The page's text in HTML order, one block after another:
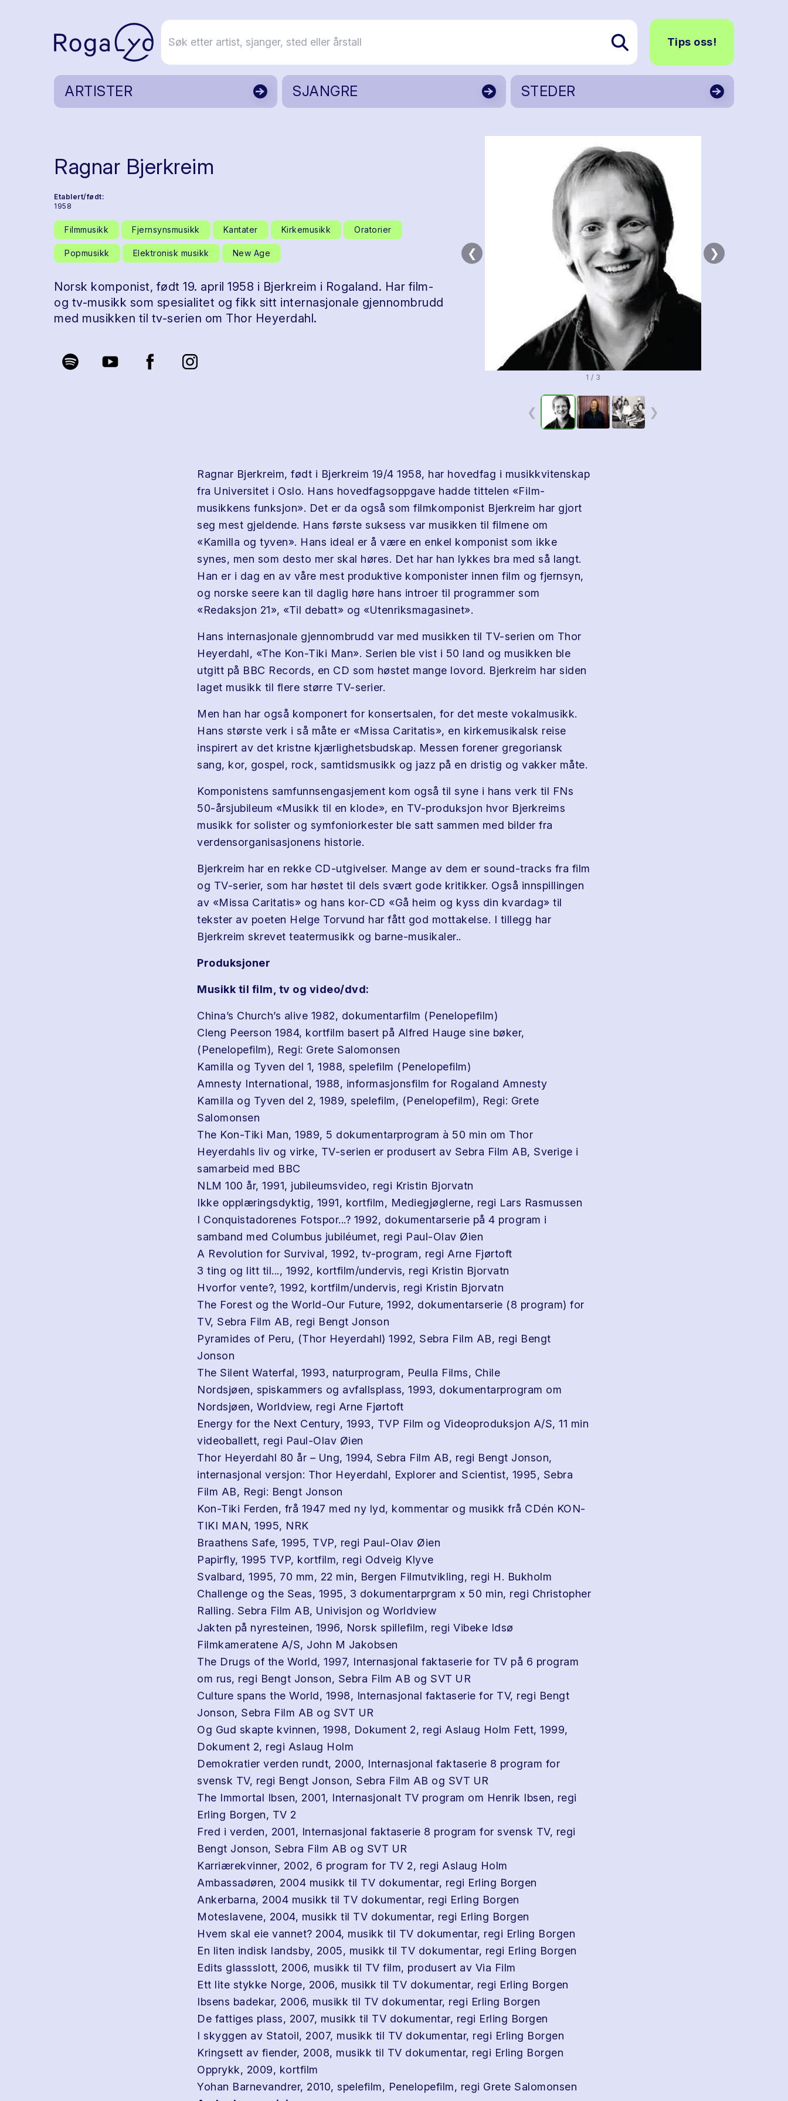
Tips oss!
ARTISTER SJANGRE STEDER
Ragnar Bjerkreim
Etablert/født:
1958
Filmmusikk Fjernsynsmusikk Kantater Kirkemusikk Oratorier
Popmusikk Elektronisk musikk New Age
Norsk komponist, født 19. april 1958 i Bjerkreim i Rogaland. Har film-
og tv-musikk som spesialitet og fikk sitt internasjonale gjennombrudd
med musikken til tv-serien om Thor Heyerdahl.
❮ ❯
1 / 3
❮ ❯
Ragnar Bjerkreim, født i Bjerkreim 19/4 1958, har hovedfag i musikkvitenskap
fra Universitet i Oslo. Hans hovedfagsoppgave hadde tittelen «FiIm-
musikkens funksjon». Det er da også som filmkomponist Bjerkreim har gjort
seg mest gjeldende. Hans første suksess var musikken til filmene om
«Kamilla og tyven». Hans ideal er å være en enkel komponist som ikke
synes, men som desto mer skal høres. Det har han lykkes bra med så langt.
Han er i dag en av våre mest produktive komponister innen film og fjernsyn,
og norske seere kan til daglig høre hans introer til programmer som
«Redaksjon 21», «Til debatt» og «Utenriksmagasinet».
Hans internasjonale gjennombrudd var med musikken til TV-serien om Thor
Heyerdahl, «The Kon-Tiki Man». Serien ble vist i 50 land og musikken ble
utgitt på BBC Records, en CD som høstet mange lovord. Bjerkreim har siden
laget musikk til flere større TV-serier.
Men han har også komponert for konsertsalen, for det meste vokalmusikk.
Hans største verk i så måte er «Missa Caritatis», en kirkemusikalsk reise
inspirert av det kristne kjærlighetsbudskap. Messen forener gregoriansk
sang, kor, gospel, rock, samtidsmusikk og jazz på en dristig og vakker måte.
Komponistens samfunnsengasjement kom også til syne i hans verk til FNs
50-årsjubileum «Musikk til en klode», en TV-produksjon hvor Bjerkreims
musikk for solister og symfoniorkester ble satt sammen med bilder fra
verdensorganisasjonens historie.
Bjerkreim har en rekke CD-utgivelser. Mange av dem er sound-tracks fra film
og TV-serier, som har høstet til dels svært gode kritikker. Også innspillingen
av «Missa Caritatis» og hans kor-CD «Gå heim og kyss din kvardag» til
tekster av poeten Helge Torvund har fått god mottakelse. I tillegg har
Bjerkreim skrevet teatermusikk og barne-musikaler..
Produksjoner
Musikk til film, tv og video/dvd:
China’s Church’s alive 1982, dokumentarfilm (Penelopefilm)
Cleng Peerson 1984, kortfilm basert på Alfred Hauge sine bøker,
(Penelopefilm), Regi: Grete Salomonsen
Kamilla og Tyven del 1, 1988, spelefilm (Penelopefilm)
Amnesty International, 1988, informasjonsfilm for Rogaland Amnesty
Kamilla og Tyven del 2, 1989, spelefilm, (Penelopefilm), Regi: Grete
Salomonsen
The Kon-Tiki Man, 1989, 5 dokumentarprogram à 50 min om Thor
Heyerdahls liv og virke, TV-serien er produsert av Sebra Film AB, Sverige i
samarbeid med BBC
NLM 100 år, 1991, jubileumsvideo, regi Kristin Bjorvatn
Ikke opplæringsdyktig, 1991, kortfilm, Mediegjøglerne, regi Lars Rasmussen
I Conquistadorenes Fotspor...? 1992, dokumentarserie på 4 program i
samband med Columbus jubiléumet, regi Paul-Olav Øien
A Revolution for Survival, 1992, tv-program, regi Arne Fjørtoft
3 ting og litt til..., 1992, kortfilm/undervis, regi Kristin Bjorvatn
Hvorfor vente?, 1992, kortfilm/undervis, regi Kristin Bjorvatn
The Forest og the World-Our Future, 1992, dokumentarserie (8 program) for
TV, Sebra Film AB, regi Bengt Jonson
Pyramides of Peru, (Thor Heyerdahl) 1992, Sebra Film AB, regi Bengt
Jonson
The Silent Waterfal, 1993, naturprogram, Peulla Films, Chile
Nordsjøen, spiskammers og avfallsplass, 1993, dokumentarprogram om
Nordsjøen, Worldview, regi Arne Fjørtoft
Energy for the Next Century, 1993, TVP Film og Videoproduksjon A/S, 11 min
videoballett, regi Paul-Olav Øien
Thor Heyerdahl 80 år – Ung, 1994, Sebra Film AB, regi Bengt Jonson,
internasjonal versjon: Thor Heyerdahl, Explorer and Scientist, 1995, Sebra
Film AB, Regi: Bengt Jonson
Kon-Tiki Ferden, frå 1947 med ny lyd, kommentar og musikk frå CDén KON-
TIKI MAN, 1995, NRK
Braathens Safe, 1995, TVP, regi Paul-Olav Øien
Papirfly, 1995 TVP, kortfilm, regi Odveig Klyve
Svalbard, 1995, 70 mm, 22 min, Bergen Filmutvikling, regi H. Bukholm
Challenge og the Seas, 1995, 3 dokumentarprgram x 50 min, regi Christopher
Ralling. Sebra Film AB, Univisjon og Worldview
Jakten på nyresteinen, 1996, Norsk spillefilm, regi Vibeke Idsø
Filmkameratene A/S, John M Jakobsen
The Drugs of the World, 1997, Internasjonal faktaserie for TV på 6 program
om rus, regi Bengt Jonson, Sebra Film AB og SVT UR
Culture spans the World, 1998, Internasjonal faktaserie for TV, regi Bengt
Jonson, Sebra Film AB og SVT UR
Og Gud skapte kvinnen, 1998, Dokument 2, regi Aslaug Holm Fett, 1999,
Dokument 2, regi Aslaug Holm
Demokratier verden rundt, 2000, Internasjonal faktaserie 8 program for
svensk TV, regi Bengt Jonson, Sebra Film AB og SVT UR
The Immortal Ibsen, 2001, Internasjonalt TV program om Henrik Ibsen, regi
Erling Borgen, TV 2
Fred i verden, 2001, Internasjonal faktaserie 8 program for svensk TV, regi
Bengt Jonson, Sebra Film AB og SVT UR
Karriærekvinner, 2002, 6 program for TV 2, regi Aslaug Holm
Ambassadøren, 2004 musikk til TV dokumentar, regi Erling Borgen
Ankerbarna, 2004 musikk til TV dokumentar, regi Erling Borgen
Moteslavene, 2004, musikk til TV dokumentar, regi Erling Borgen
Hvem skal eie vannet? 2004, musikk til TV dokumentar, regi Erling Borgen
En liten indisk landsby, 2005, musikk til TV dokumentar, regi Erling Borgen
Edits glassslott, 2006, musikk til TV film, produsert av Via Film
Ett lite stykke Norge, 2006, musikk til TV dokumentar, regi Erling Borgen
Ibsens badekar, 2006, musikk til TV dokumentar, regi Erling Borgen
De fattiges plass, 2007, musikk til TV dokumentar, regi Erling Borgen
I skyggen av Statoil, 2007, musikk til TV dokumentar, regi Erling Borgen
Kringsett av fiender, 2008, musikk til TV dokumentar, regi Erling Borgen
Opprykk, 2009, kortfilm
Yohan Barnevandrer, 2010, spelefilm, Penelopefilm, regi Grete Salomonsen